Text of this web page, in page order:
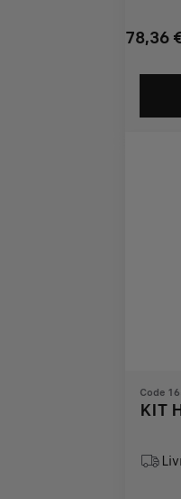
78,36
Price
78,36
Quantity
to:
Code
KIT